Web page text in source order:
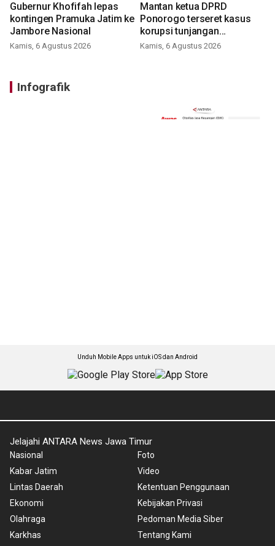
Gubernur Khofifah lepas
kontingen Pramuka Jatim ke
Jambore Nasional
Kamis, 6 Agustus 2026
Mantan ketua DPRD
Ponorogo terseret kasus
korupsi tunjangan
perumahan
Kamis, 6 Agustus 2026
Infografik
Unduh Mobile Apps untuk iOS dan Android
Jelajahi ANTARA News Jawa Timur
Nasional
Kabar Jatim
Lintas Daerah
Ekonomi
Olahraga
Karkhas
Foto
Video
Ketentuan Penggunaan
Kebijakan Privasi
Pedoman Media Siber
Tentang Kami